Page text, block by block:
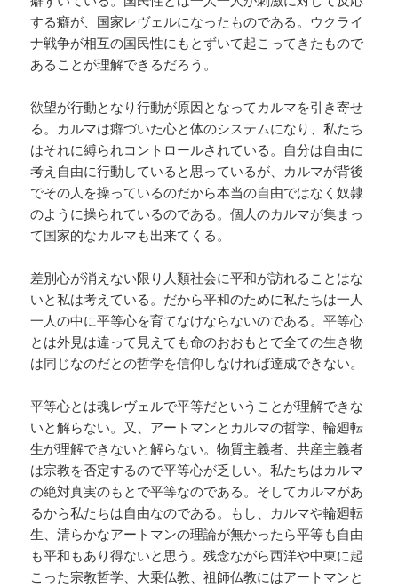
する癖が、国家レヴェルになったものである。ウクライ
ナ戦争が相互の国民性にもとずいて起こってきたもので
あることが理解できるだろう。
欲望が行動となり行動が原因となってカルマを引き寄せ
る。カルマは癖づいた心と体のシステムになり、私たち
はそれに縛られコントロールされている。自分は自由に
考え自由に行動していると思っているが、カルマが背後
でその人を操っているのだから本当の自由ではなく奴隷
のように操られているのである。個人のカルマが集まっ
て国家的なカルマも出来てくる。
差別心が消えない限り人類社会に平和が訪れることはな
いと私は考えている。だから平和のために私たちは一人
一人の中に平等心を育てなけならないのである。平等心
とは外見は違って見えても命のおおもとで全ての生き物
は同じなのだとの哲学を信仰しなければ達成できない。
平等心とは魂レヴェルで平等だということが理解できな
いと解らない。又、アートマンとカルマの哲学、輪廻転
生が理解できないと解らない。物質主義者、共産主義者
は宗教を否定するので平等心が乏しい。私たちはカルマ
の絶対真実のもとで平等なのである。そしてカルマがあ
るから私たちは自由なのである。もし、カルマや輪廻転
生、清らかなアートマンの理論が無かったら平等も自由
も平和もあり得ないと思う。残念ながら西洋や中東に起
こった宗教哲学、大乗仏教、祖師仏教にはアートマンと